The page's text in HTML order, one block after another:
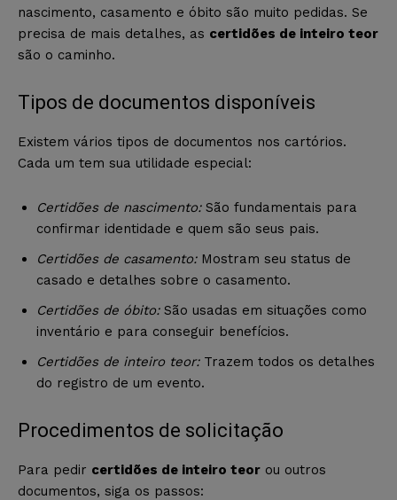
nascimento, casamento e óbito são muito pedidas. Se
precisa de mais detalhes, as certidões de inteiro teor
são o caminho.
Tipos de documentos disponíveis
Existem vários tipos de documentos nos cartórios.
Cada um tem sua utilidade especial:
Certidões de nascimento:São fundamentais para
confirmar identidade e quem são seus pais.
Certidões de casamento:Mostram seu status de
casado e detalhes sobre o casamento.
Certidões de óbito:São usadas em situações como
inventário e para conseguir benefícios.
Certidões de inteiro teor:Trazem todos os detalhes
do registro de um evento.
Procedimentos de solicitação
Para pedir certidões de inteiro teor ou outros
documentos, siga os passos: